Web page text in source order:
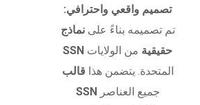
تصميم واقعي واحترافي:
تم تصميمه بناءً علىنماذج
SSN حقيقية من الولايات
المتحدة. يتضمن هذا قالب
SSN